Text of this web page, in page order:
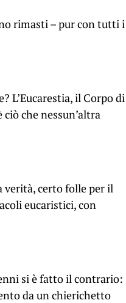
rimasti – pur con tutti i
L’Eucarestia, il Corpo di
che nessun’altra
verità, certo folle per il
eucaristici, con
si è fatto il contrario:
da un chierichetto